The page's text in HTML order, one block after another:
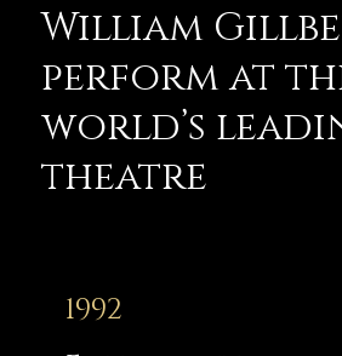
William
perform at
world’s
theatre
1992